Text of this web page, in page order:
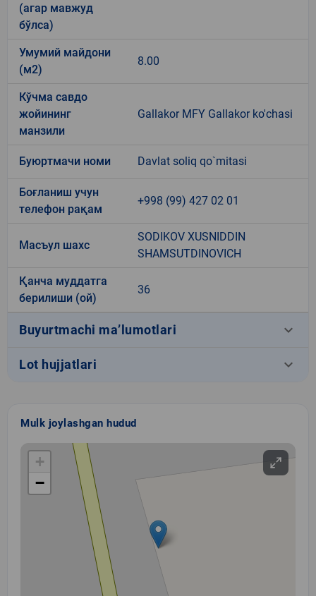
(агар мавжуд
бўлса)
Умумий майдони
(м2)
8.00
Кўчма савдо
жойининг
манзили
Gallakor MFY Gallakor ko'chasi
Буюртмачи номи Davlat soliq qo`mitasi
Боғланиш учун
телефон рақам
+998 (99) 427 02 01
Масъул шахс
SODIKOV XUSNIDDIN
SHAMSUTDINOVICH
Қанча муддатга
берилиши (ой)
36
Buyurtmachi ma’lumotlari keyboard_arrow_down
Lot hujjatlari keyboard_arrow_down
Mulk joylashgan hudud
+
−